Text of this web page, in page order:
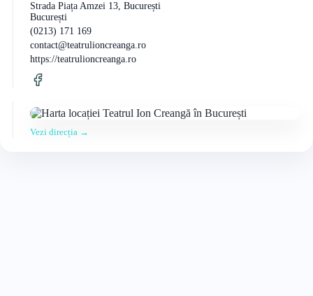
Strada Piața Amzei 13, București
București
(0213) 171 169
contact@teatrulioncreanga.ro
https://teatrulioncreanga.ro
Vezi direcția →